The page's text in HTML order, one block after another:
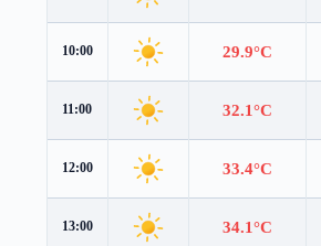
10:00 29.9°C
11:00 32.1°C
12:00 33.4°C
13:00 34.1°C